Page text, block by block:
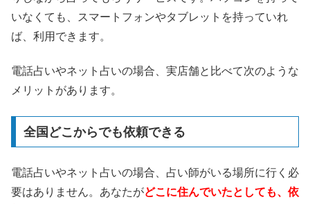
いなくても、スマートフォンやタブレットを持っていれ
ば、利用できます。
電話占いやネット占いの場合、実店舗と比べて次のような
メリットがあります。
全国どこからでも依頼できる
電話占いやネット占いの場合、占い師がいる場所に行く必
要はありません。あなたがどこに住んでいたとしても、依